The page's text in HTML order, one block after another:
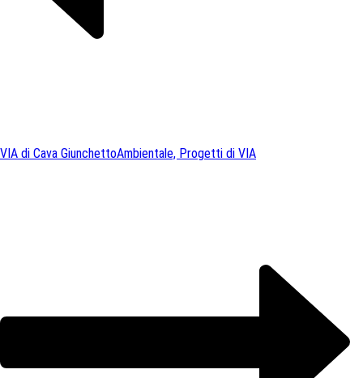
VIA di Cava GiunchettoAmbientale, Progetti di VIA